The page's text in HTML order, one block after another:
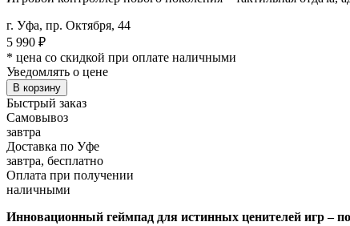
г. Уфа, пр. Октября, 44
5 990 ₽
* цена со скидкой при оплате наличными
Уведомлять о цене
В корзину
Быстрый заказ
Самовывоз
завтра
Доставка по Уфе
завтра, бесплатно
Оплата при получении
наличными
Инновационный геймпад для истинных ценителей игр –